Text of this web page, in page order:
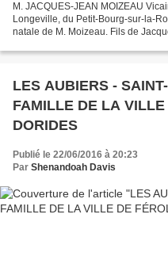
M. JACQUES-JEAN MOIZEAU
Longeville, du Petit-Bourg-sur-la-
natale de M. Moizeau. Fils de
LES AUBIERS -
FAMILLE DE LA
DORIDES
Publié le 22/06/2016 à 20:23
Par Shenandoah Davis